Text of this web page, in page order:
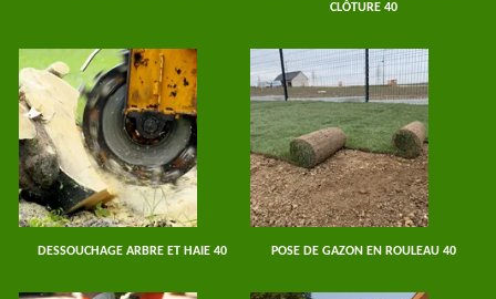
CLÔTURE 40
DESSOUCHAGE ARBRE ET HAIE 40 POSE DE GAZON EN ROULEAU 40